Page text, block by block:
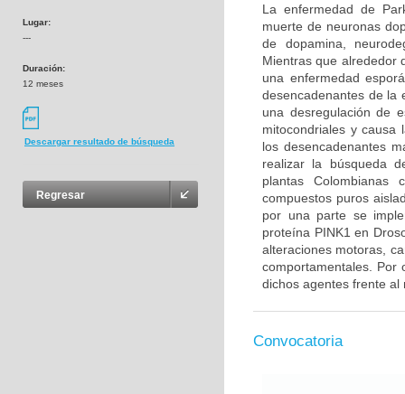
Lugar:
---
Duración:
12 meses
Descargar resultado de búsqueda
Regresar
La enfermedad de
muerte de neuronas
de dopamina,
Mientras que alrededor
una enfermedad
desencadenantes de la
una desregulación de
mitocondriales y causa
los desencadenantes
realizar la búsqueda
plantas Colombianas
compuestos puros
por una parte se
proteína PINK1 en
alteraciones motoras,
comportamentales. Por
dichos agentes frente al
Convocatoria